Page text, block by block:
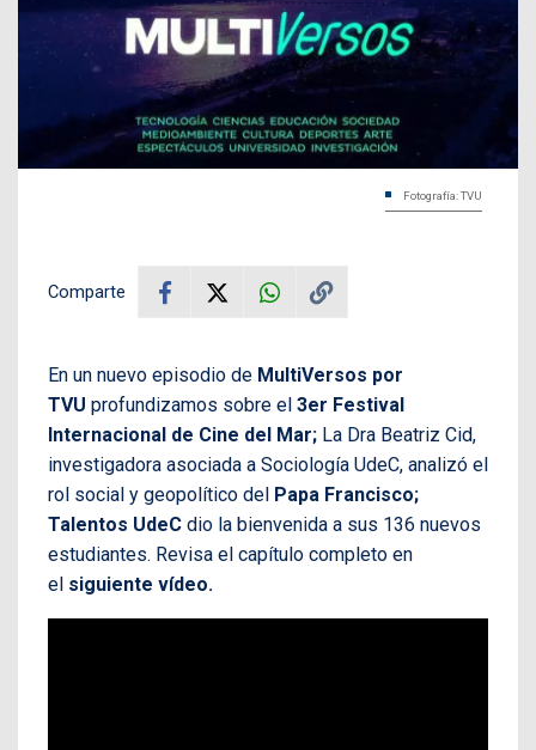
Fotografía: TVU
Comparte
En un nuevo episodio de MultiVersos por
TVU profundizamos sobre el 3er Festival
Internacional de Cine del Mar; La Dra Beatriz Cid,
investigadora asociada a Sociología UdeC, analizó el
rol social y geopolítico del Papa Francisco;
Talentos UdeC dio la bienvenida a sus 136 nuevos
estudiantes. Revisa el capítulo completo en
el siguiente vídeo.